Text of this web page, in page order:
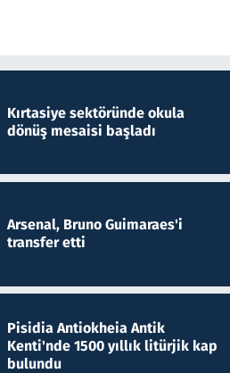
Kırtasiye sektöründe okula
dönüş mesaisi başladı
Arsenal, Bruno Guimaraes'i
transfer etti
Pisidia Antiokheia Antik
Kenti'nde 1500 yıllık litürjik kap
bulundu